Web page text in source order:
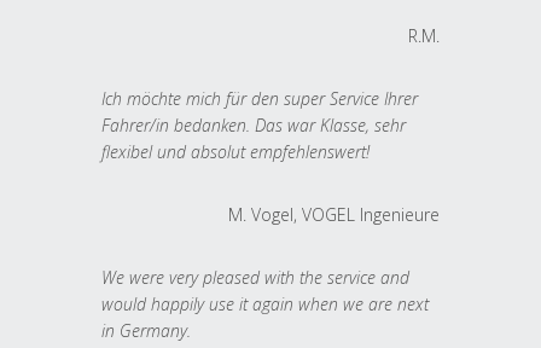
R.M.
Ich möchte mich für den super Service Ihrer
Fahrer/in bedanken. Das war Klasse, sehr
flexibel und absolut empfehlenswert!
M. Vogel, VOGEL Ingenieure
We were very pleased with the service and
would happily use it again when we are next
in Germany.